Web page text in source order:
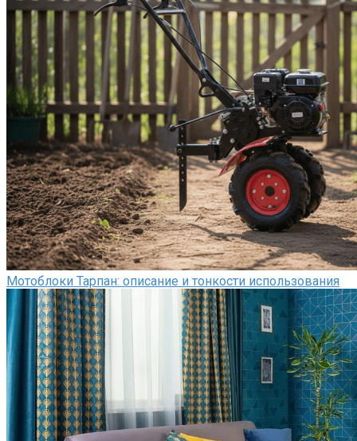
Мотоблоки Тарпан: описание и тонкости использования